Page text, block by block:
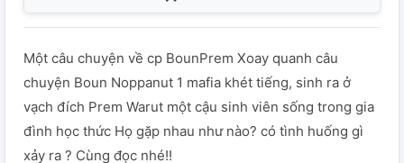
Một câu chuyện về cp BounPrem Xoay quanh câu
chuyện Boun Noppanut 1 mafia khét tiếng, sinh ra ở
vạch đích Prem Warut một cậu sinh viên sống trong gia
đình học thức Họ gặp nhau như nào? có tình huống gì
xảy ra ? Cùng đọc nhé!!